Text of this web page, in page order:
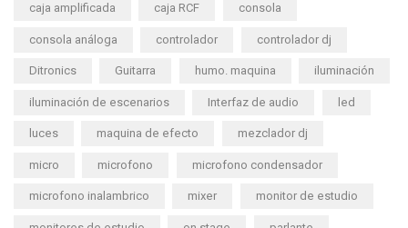
caja amplificada caja RCF consola
consola análoga controlador controlador dj
Ditronics Guitarra humo. maquina iluminación
iluminación de escenarios Interfaz de audio led
luces maquina de efecto mezclador dj
micro microfono microfono condensador
microfono inalambrico mixer monitor de estudio